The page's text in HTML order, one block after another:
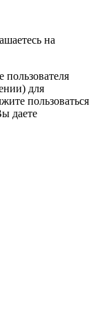
на
для
пользоваться
даете